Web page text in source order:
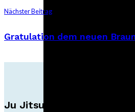
Nächster Beitrag
Gratulation dem neuen
Ju Jitsu Ryu Tsunami